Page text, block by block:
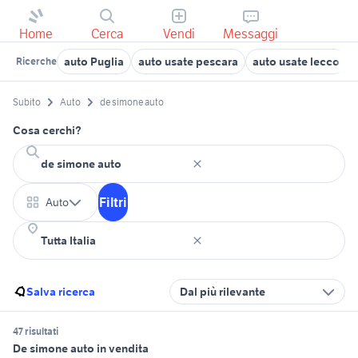
Home Cerca Vendi Messaggi
Ricerche auto Puglia auto usate pescara auto usate lecco
Subito Auto de simone auto
Cosa cerchi?
Auto Filtri
Salva ricerca Dal più rilevante
47 risultati
De simone auto in vendita